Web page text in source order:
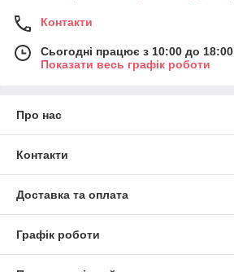
Контакти
Сьогодні працює з 10:00 до 18:00
Показати весь графік роботи
Про нас
Контакти
Доставка та оплата
Графік роботи